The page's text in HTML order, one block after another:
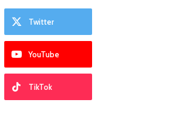
Twitter
YouTube
TikTok